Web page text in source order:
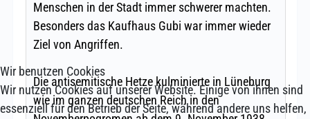
Wir benutzen Cookies
Wir nutzen Cookies auf unserer Website. Einige von ihnen sind
essenziell für den Betrieb der Seite, während andere uns helfen,